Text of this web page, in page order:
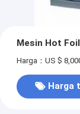
Mesin Hot
Harga：US $
Harga